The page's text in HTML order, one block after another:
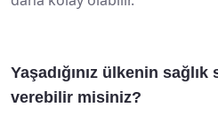
Yaşadığınız ülkenin
verebilir misiniz?